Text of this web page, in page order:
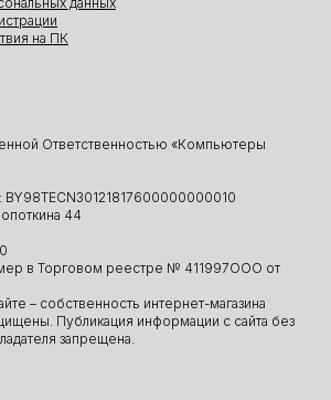
Ответственностью «Компьютеры
44
в Торговом реестре № 411997ООО от
– собственность интернет-магазина
Публикация информации с сайта без
запрещена.
на ПК